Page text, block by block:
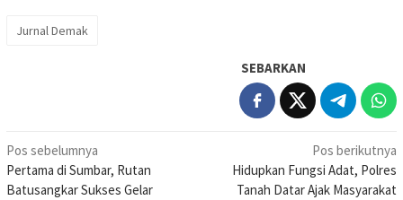
Jurnal Demak
SEBARKAN
Navigasi
pos
Pos sebelumnya
Pertama di Sumbar, Rutan
Batusangkar Sukses Gelar
Pos berikutnya
Hidupkan Fungsi Adat, Polres
Tanah Datar Ajak Masyarakat